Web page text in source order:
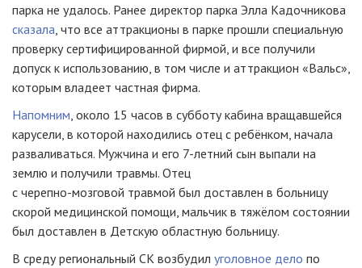
парка не удалось. Ранее директор парка Элла Кадочникова
сказала, что все аттракционы в парке прошли специальную
проверку сертифицированной фирмой, и все получили
допуск к использованию, в том числе и аттракцион «Вальс»,
которым владеет частная фирма.
Напомним, около 15 часов в субботу кабина вращавшейся
карусели, в которой находились отец с ребёнком, начала
разваливаться. Мужчина и его 7-летний сын выпали на
землю и получили травмы. Отец
с черепно-мозговой травмой был доставлен в больницу
скорой медицинской помощи, мальчик в тяжёлом состоянии
был доставлен в Детскую областную больницу.
В среду региональный СК возбудил уголовное дело по